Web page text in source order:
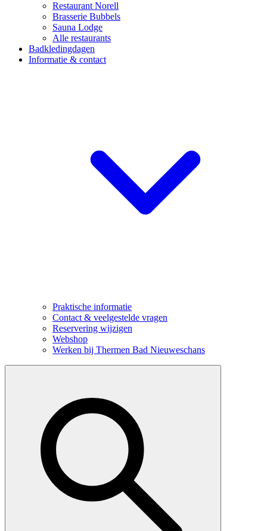
Restaurant Norell
Brasserie Bubbels
Sauna Lodge
Alle restaurants
Badkledingdagen
Informatie & contact
Praktische informatie
Contact & veelgestelde vragen
Reservering wijzigen
Webshop
Werken bij Thermen Bad Nieuweschans